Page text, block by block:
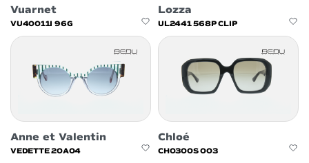
Vuarnet
VU40011I 96G
Lozza
UL2441 568P CLIP
Anne et Valentin
VEDETTE 20A04
Chloé
CH0300S 003